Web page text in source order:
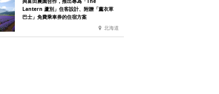
Lantern 蘆別」住客設計、附贈「薰衣草
巴士」免費乘車券的住宿方案
北海道